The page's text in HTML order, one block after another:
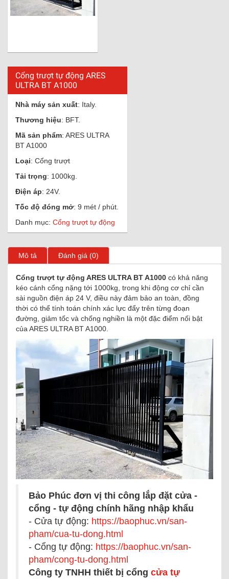
Cổng trượt tự động ARES
ULTRA BT A1000
Nhà máy sản xuất: Italy.
Thương hiệu: BFT.
Mã sản phẩm: ARES ULTRA
BT A1000
Loại: Cổng trượt
Tải trọng: 1000kg.
Điện áp: 24V.
Tốc độ đóng mở: 9 mét / phút.
Danh mục: Cổng trượt tự động
Mô tả Đánh giá (0)
Cổng trượt tự động ARES ULTRA BT A1000 có khả năng
kéo cánh cổng nặng tới 1000kg, trong khi động cơ chỉ cần
sài nguồn điện áp 24 V, điều này đảm bảo an toàn, đồng
thời có thể tính toán chính xác lực đẩy trên từng đoạn
đường, giảm tốc và chống nghiền là một đặc điểm nối bật
của ARES ULTRA BT A1000.
Bảo Phúc đơn vị thi công lắp đặt cửa -
cổng - tự động chính hãng nhập khẩu
- Cửa tự động: https://baophuc.vn/san-
pham/cua-tu-dong.html
- Cổng tự động: https://baophuc.vn/san-
pham/cong-tu-dong.html
Công ty TNHH thiết bị cổng cửa tự